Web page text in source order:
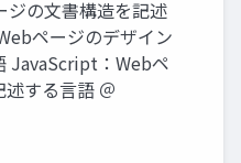
ジの⽂書構造を記述
ページのデザイン
JavaScript：Webペ
する⾔語 ＠